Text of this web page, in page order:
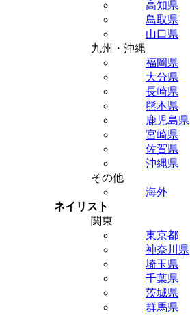
高知県
鳥取県
山口県
九州・沖縄
福岡県
大分県
長崎県
熊本県
鹿児島県
宮崎県
佐賀県
沖縄県
その他
海外
ネイリスト
関東
東京都
神奈川県
埼玉県
千葉県
茨城県
群馬県